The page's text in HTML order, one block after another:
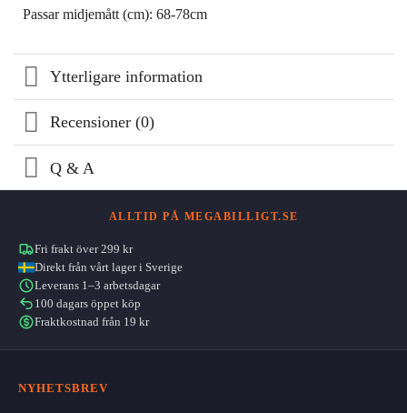
Passar midjemått (cm): 68-78cm
Ytterligare information
Recensioner (0)
Q & A
ALLTID PÅ MEGABILLIGT.SE
Fri frakt över 299 kr
Direkt från vårt lager i Sverige
Leverans 1–3 arbetsdagar
100 dagars öppet köp
Fraktkostnad från 19 kr
NYHETSBREV